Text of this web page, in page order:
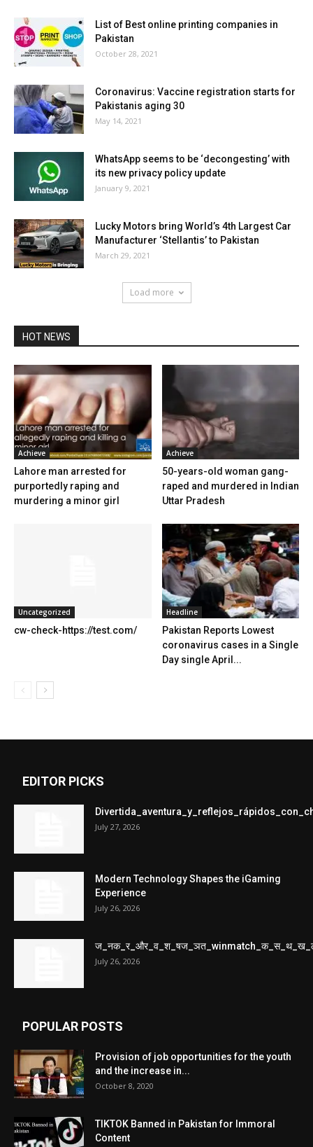
List of Best online printing companies in
Pakistan
October 28, 2021
Coronavirus: Vaccine registration starts for
Pakistanis aging 30
May 14, 2021
WhatsApp seems to be ‘decongesting’ with
its new privacy policy update
January 9, 2021
Lucky Motors bring World’s 4th Largest Car
Manufacturer ‘Stellantis’ to Pakistan
March 29, 2021
Load more
HOT NEWS
Achieve
Lahore man arrested for
purportedly raping and
murdering a minor girl
Achieve
50-years-old woman gang-
raped and murdered in Indian
Uttar Pradesh
Uncategorized
cw-check-https://test.com/
Headline
Pakistan Reports Lowest
coronavirus cases in a Single
Day single April...
EDITOR PICKS
July 27, 2026
Modern Technology Shapes the iGaming
Experience
July 26, 2026
July 26, 2026
POPULAR POSTS
Provision of job opportunities for the youth
and the increase in...
October 8, 2020
TIKTOK Banned in Pakistan for Immoral
Content